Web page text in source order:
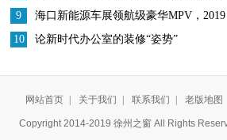
康生活
9
海口新能源车展领航级豪华MPV，2019
克莱斯勒大捷龙插电混动版
10 论新时代办公室的装修“姿势”
网站首页 | 关于我们 | 联系我们 | 老版地图
Copyright 2014-2019 徐州之窗 All Rights